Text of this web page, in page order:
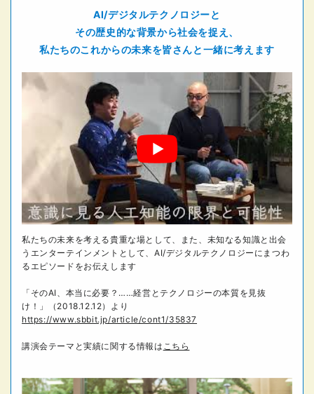
AI/デジタルテクノロジーと
その歴史的な背景から社会を捉え、
私たちのこれからの未来を皆さんと一緒に考えます
私たちの未来を考える貴重な場として、また、未知なる知識と出会
うエンターテインメントとして、AI/デジタルテクノロジーにまつわ
るエピソードをお伝えします
「そのAI、本当に必要？……経営とテクノロジーの本質を見抜
け！」（2018.12.12）より
https://www.sbbit.jp/article/cont1/35837
講演会テーマと実績に関する情報は こちら